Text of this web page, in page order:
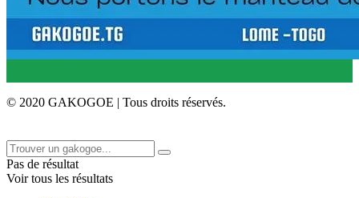
© 2020 GAKOGOE | Tous droits réservés.
Pas de résultat
Voir tous les résultats